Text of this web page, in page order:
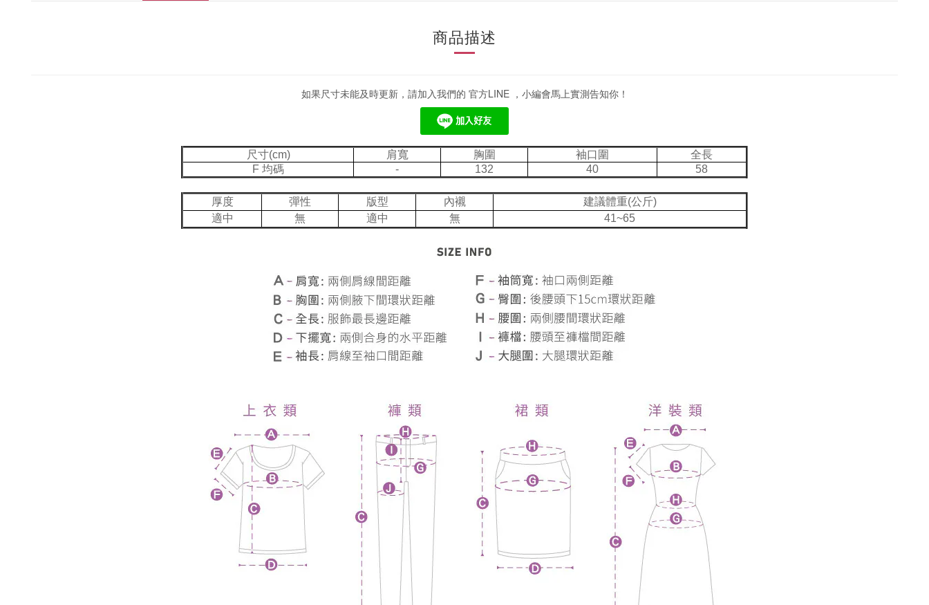
商品描述
如果尺寸未能及時更新，請加入我們的 官方LINE ，小編會馬上實測告知你！
尺寸(cm) 肩寬 胸圍 袖口圍
全長
F 均碼
- 132 40 58
厚度 彈性 版型 內襯
建議體重(公斤)
適中
無 適中 無 41~65